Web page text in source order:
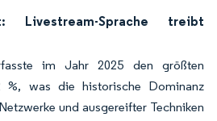
Livestream-Sprache treibt
im Jahr 2025 den größten
%, was die historische Dominanz
und ausgereifter Techniken